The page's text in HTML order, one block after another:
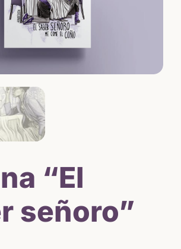
“El
señoro”